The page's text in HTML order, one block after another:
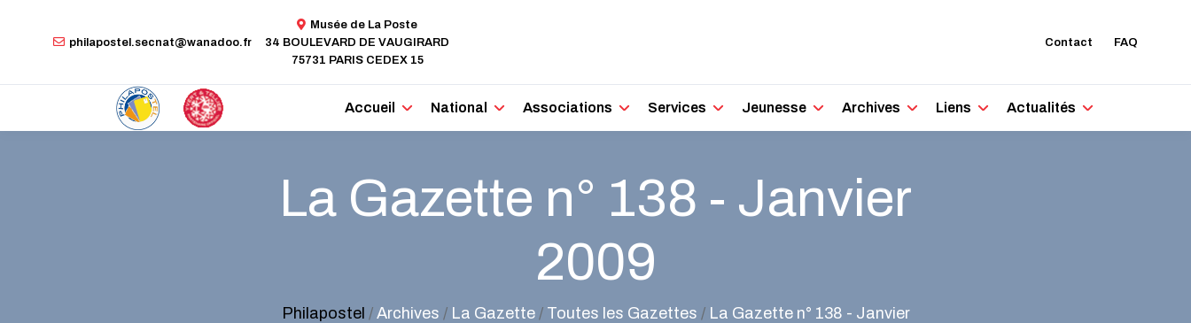
philapostel.secnat@wanadoo.fr
Musée de La Poste
34 BOULEVARD DE VAUGIRARD
75731 PARIS CEDEX 15
Contact FAQ
Accueil National Associations Services Jeunesse Archives Liens Actualités
La Gazette n° 138 - Janvier
2009
Philapostel / Archives / La Gazette/ Toutes les Gazettes / La Gazette n° 138 - Janvier